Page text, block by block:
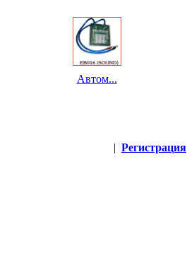
Автом...
| Регистрация